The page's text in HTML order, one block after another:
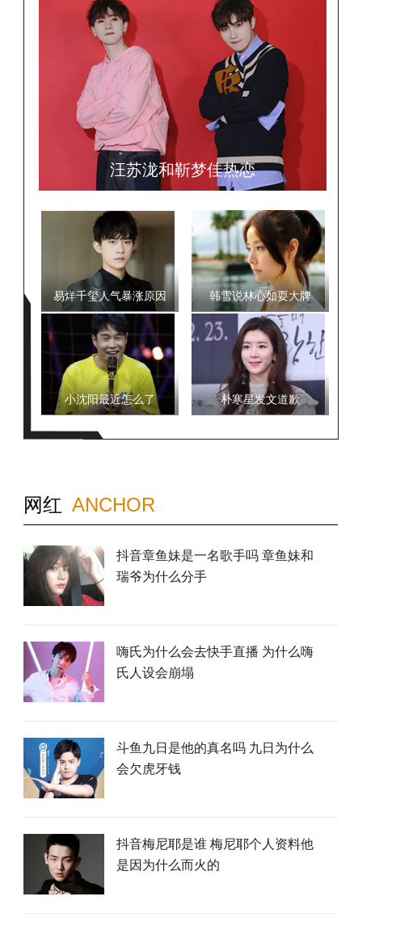
汪苏泷和靳梦佳热恋
易烊千玺人气暴涨原因 韩雪说林心如耍大牌
小沈阳最近怎么了 朴寒星发文道歉
网红 ANCHOR
抖音章鱼妹是一名歌手吗 章鱼妹和
瑞爷为什么分手
嗨氏为什么会去快手直播 为什么嗨
氏人设会崩塌
斗鱼九日是他的真名吗 九日为什么
会欠虎牙钱
抖音梅尼耶是谁 梅尼耶个人资料他
是因为什么而火的